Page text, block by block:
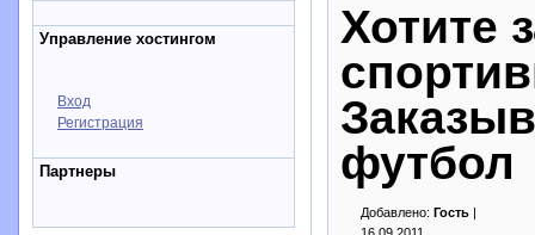
Управление хостингом
Вход
Регистрация
Партнеры
Хотите
футбол
Добавлено: Гость |